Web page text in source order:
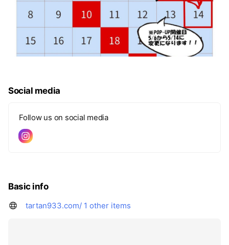
Social media
Follow us on social media
Basic info
tartan933.com/ 1 other items